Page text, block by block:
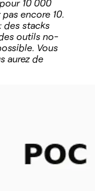
10 000
encore 10.
des stacks
outils no-
Vous
aurez de